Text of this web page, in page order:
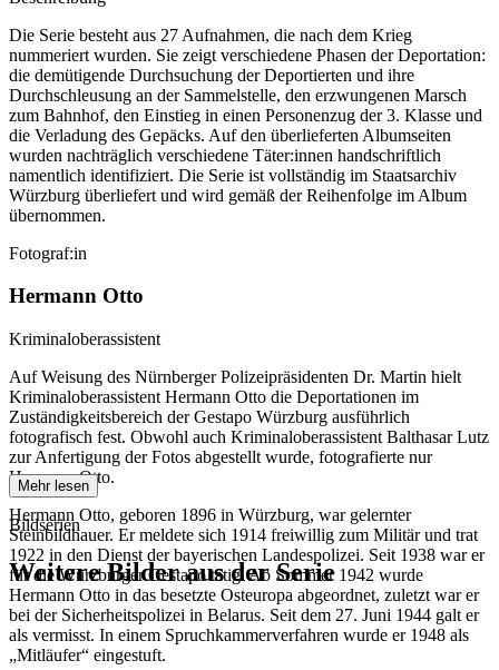
Die Serie besteht aus 27 Aufnahmen, die nach dem Krieg
nummeriert wurden. Sie zeigt verschiedene Phasen der Deportation:
die demütigende Durchsuchung der Deportierten und ihre
Durchschleusung an der Sammelstelle, den erzwungenen Marsch
zum Bahnhof, den Einstieg in einen Personenzug der 3. Klasse und
die Verladung des Gepäcks. Auf den überlieferten Albumseiten
wurden nachträglich verschiedene Täter:innen handschriftlich
namentlich identifiziert. Die Serie ist vollständig im Staatsarchiv
Würzburg überliefert und wird gemäß der Reihenfolge im Album
übernommen.
Fotograf:in
Hermann Otto
Kriminaloberassistent
Auf Weisung des Nürnberger Polizeipräsidenten Dr. Martin hielt
Kriminaloberassistent Hermann Otto die Deportationen im
Zuständigkeitsbereich der Gestapo Würzburg ausführlich
fotografisch fest. Obwohl auch Kriminaloberassistent Balthasar Lutz
zur Anfertigung der Fotos abgestellt wurde, fotografierte nur
Hermann Otto.
Hermann Otto, geboren 1896 in Würzburg, war gelernter
Steinbildhauer. Er meldete sich 1914 freiwillig zum Militär und trat
1922 in den Dienst der bayerischen Landespolizei. Seit 1938 war er
für die Würzburger Gestapo tätig. Ab Sommer 1942 wurde
Hermann Otto in das besetzte Osteuropa abgeordnet, zuletzt war er
bei der Sicherheitspolizei in Belarus. Seit dem 27. Juni 1944 galt er
als vermisst. In einem Spruchkammerverfahren wurde er 1948 als
„Mitläufer“ eingestuft.
Mehr lesen
Bildserien
Weitere Bilder aus der Serie
1941 Würzburg
1941 Würzburg
1941 Würzburg